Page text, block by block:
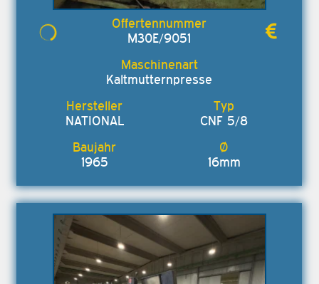
M30E/9051
Kaltmutternpresse
NATIONAL CNF 5/8
1965 16mm